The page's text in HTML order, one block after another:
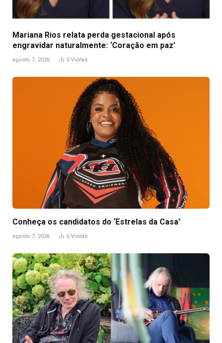
Mariana Rios relata perda gestacional após
engravidar naturalmente: ‘Coração em paz’
agosto 7, 2026 0 Visitas
Conheça os candidatos do ‘Estrelas da Casa’
agosto 7, 2026 0 Visitas